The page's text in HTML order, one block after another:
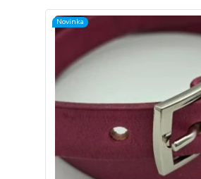
Novinka